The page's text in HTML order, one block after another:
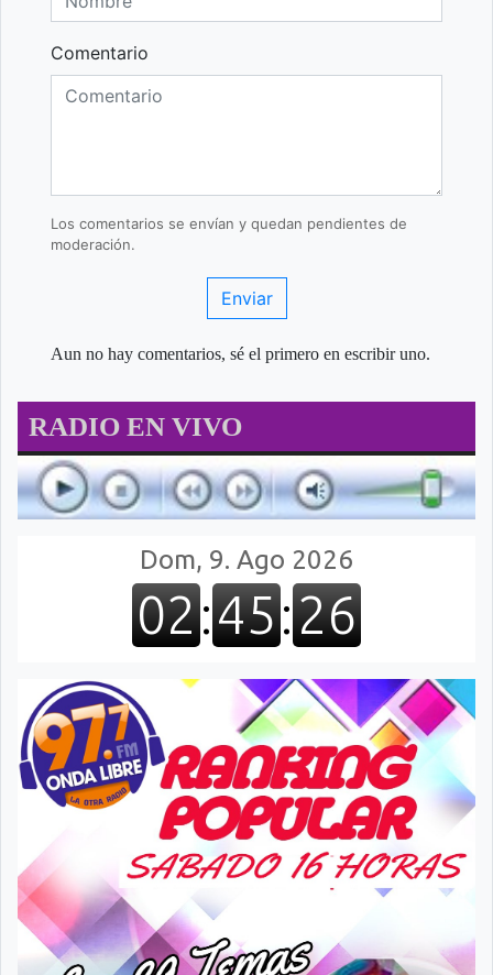
Comentario
Los comentarios se envían y quedan pendientes de
moderación.
Enviar
Aun no hay comentarios, sé el primero en escribir uno.
RADIO EN VIVO